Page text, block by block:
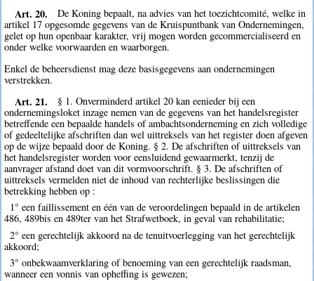
Art. 20.
De Koning bepaalt, na advies van het toezichtcomité, welke in
artikel 17 opgesomde gegevens van de Kruispuntbank van Ondernemingen,
gelet op hun openbaar karakter, vrij mogen worden gecommercialiseerd en
onder welke voorwaarden en waarborgen.
Enkel de beheersdienst mag deze basisgegevens aan ondernemingen
verstrekken.
Art. 21.
§ 1. Onverminderd artikel 20 kan eenieder bij een
ondernemingsloket inzage nemen van de gegevens van het handelsregister
betreffende een bepaalde handels of ambachtsonderneming en zich volledige
of gedeeltelijke afschriften dan wel uittreksels van het register doen afgeven
op de wijze bepaald door de Koning. § 2. De afschriften of uittreksels van
het handelsregister worden voor eensluidend gewaarmerkt, tenzij de
aanvrager afstand doet van dit vormvoorschrift. § 3. De afschriften of
uittreksels vermelden niet de inhoud van rechterlijke beslissingen die
betrekking hebben op :
1° een faillissement en één van de veroordelingen bepaald in de artikelen
486, 489bis en 489ter van het Strafwetboek, in geval van rehabilitatie;
2° een gerechtelijk akkoord na de tenuitvoerlegging van het gerechtelijk
akkoord;
3° onbekwaamverklaring of benoeming van een gerechtelijk raadsman,
wanneer een vonnis van opheffing is gewezen;